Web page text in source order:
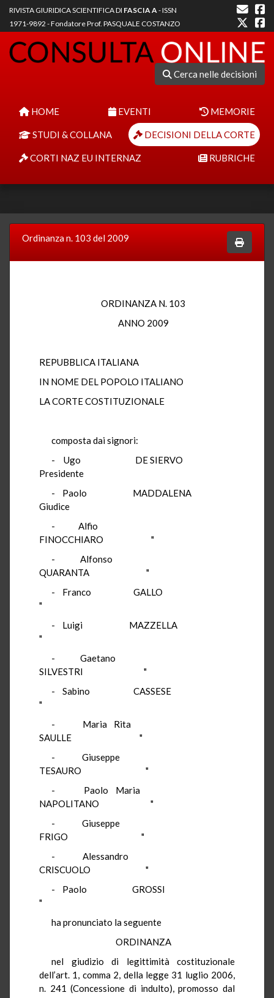
RIVISTA GIURIDICA SCIENTIFICA DI FASCIA A- ISSN
1971-9892 - Fondatore Prof. PASQUALE COSTANZO
Cerca nelle decisioni
HOME EVENTI MEMORIE
STUDI & COLLANA DECISIONI DELLA CORTE
CORTI NAZ EU INTERNAZ RUBRICHE
Ordinanza n. 103 del 2009
ORDINANZA N. 103
ANNO 2009
REPUBBLICA ITALIANA
IN NOME DEL POPOLO ITALIANO
LA CORTE COSTITUZIONALE
composta dai signori:
- Ugo DE SIERVO
Presidente
- Paolo MADDALENA
Giudice
- Alfio
FINOCCHIARO "
- Alfonso
QUARANTA "
- Franco GALLO
"
- Luigi MAZZELLA
"
- Gaetano
SILVESTRI "
- Sabino CASSESE
"
- Maria Rita
SAULLE "
- Giuseppe
TESAURO "
- Paolo Maria
NAPOLITANO "
- Giuseppe
FRIGO "
- Alessandro
CRISCUOLO "
- Paolo GROSSI
"
ha pronunciato la seguente
ORDINANZA
nel giudizio di legittimità costituzionale
dell’art. 1, comma 2, della legge 31 luglio 2006,
n. 241 (Concessione di indulto), promosso dal